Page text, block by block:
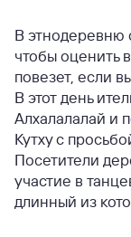
В этнодеревню
чтобы оценить
повезет, если
В этот день
Алхалалалай и
Кутху с
Посетители
участие в
длинный из